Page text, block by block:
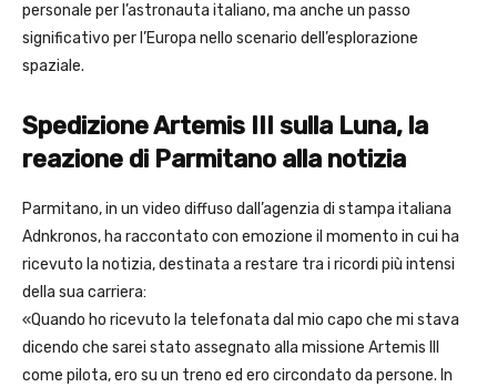
personale per l’astronauta italiano, ma anche un passo
significativo per l’Europa nello scenario dell’esplorazione
spaziale.
Spedizione Artemis III sulla Luna, la
reazione di Parmitano alla notizia
Parmitano, in un video diffuso dall’agenzia di stampa italiana
Adnkronos, ha raccontato con emozione il momento in cui ha
ricevuto la notizia, destinata a restare tra i ricordi più intensi
della sua carriera:
«Quando ho ricevuto la telefonata dal mio capo che mi stava
dicendo che sarei stato assegnato alla missione Artemis III
come pilota, ero su un treno ed ero circondato da persone. In